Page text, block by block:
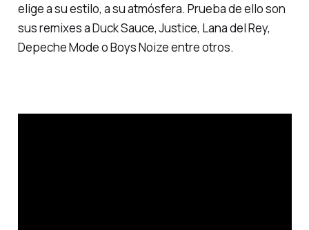
elige a su estilo, a su atmósfera. Prueba de ello son
sus remixes a Duck Sauce, Justice, Lana del Rey,
Depeche Mode o Boys Noize entre otros.